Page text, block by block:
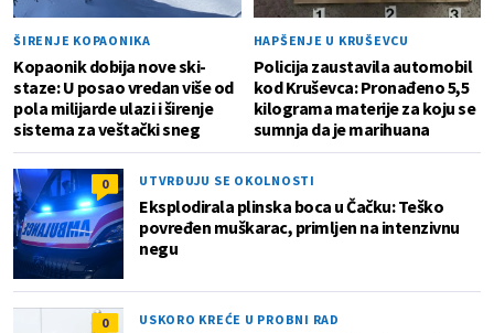
ŠIRENJE KOPAONIKA
Kopaonik dobija nove ski-
staze: U posao vredan više od
pola milijarde ulazi i širenje
sistema za veštački sneg
HAPŠENJE U KRUŠEVCU
Policija zaustavila automobil
kod Kruševca: Pronađeno 5,5
kilograma materije za koju se
sumnja da je marihuana
0 UTVRĐUJU SE OKOLNOSTI
Eksplodirala plinska boca u Čačku: Teško
povređen muškarac, primljen na intenzivnu
negu
0 USKORO KREĆE U PROBNI RAD